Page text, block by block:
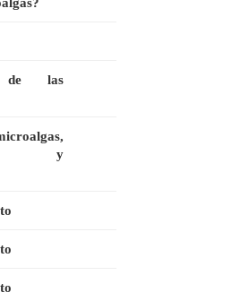
de las
y
Células madre en terapia celular